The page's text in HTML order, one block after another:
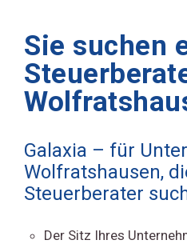
Sie suchen
Galaxia – für
Wolfratshausen,
Steuerberater
Der Sitz Ihres